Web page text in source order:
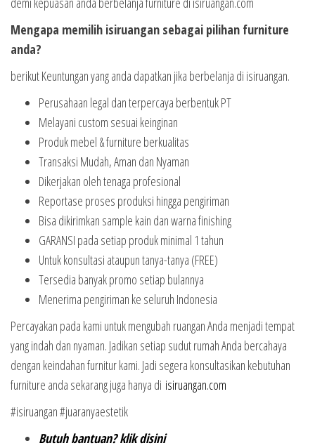
Mengapa memilih isiruangan sebagai pilihan furniture
anda?
berikut Keuntungan yang anda dapatkan jika berbelanja di isiruangan.
Perusahaan legal dan terpercaya berbentuk PT
Melayani custom sesuai keinginan
Produk mebel & furniture berkualitas
Transaksi Mudah, Aman dan Nyaman
Dikerjakan oleh tenaga profesional
Reportase proses produksi hingga pengiriman
Bisa dikirimkan sample kain dan warna finishing
GARANSI pada setiap produk minimal 1 tahun
Untuk konsultasi ataupun tanya-tanya (FREE)
Tersedia banyak promo setiap bulannya
Menerima pengiriman ke seluruh Indonesia
Percayakan pada kami untuk mengubah ruangan Anda menjadi tempat
yang indah dan nyaman. Jadikan setiap sudut rumah Anda bercahaya
dengan keindahan furnitur kami. Jadi segera konsultasikan kebutuhan
furniture anda sekarang juga hanya di isiruangan.com
#isiruangan #juaranyaestetik
Butuh bantuan? klik disini